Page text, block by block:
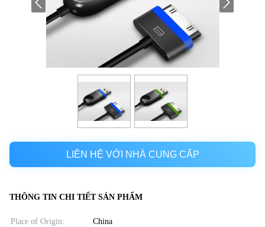
LIÊN HỆ VỚI NHÀ CUNG CẤP
THÔNG TIN CHI TIẾT SẢN PHẨM
Place of Origin: China